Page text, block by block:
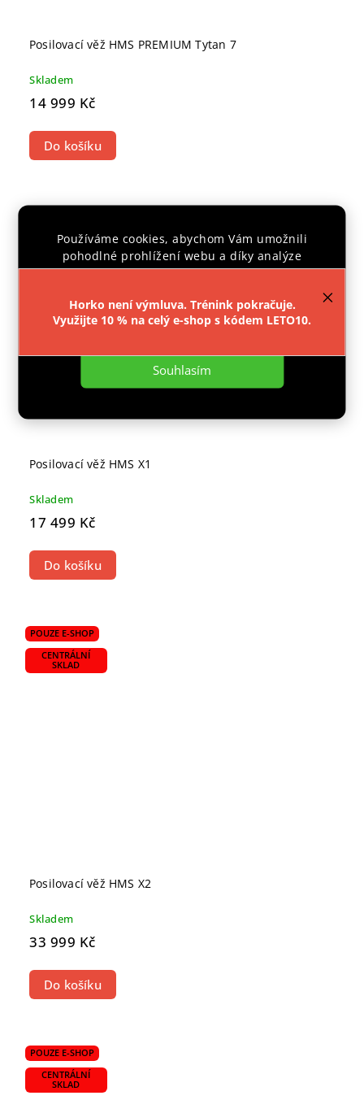
Používáme cookies, abychom Vám umožnili
pohodlné prohlížení webu a díky analýze
provozu webu neustále zlepšovali jeho funkce,
Nastavení
Souhlasím
Horko není výmluva. Trénink pokračuje.
Využijte 10 % na celý e-shop s kódem LETO10.
Posilovací věž HMS PREMIUM Tytan 7
Skladem
14 999 Kč
Do košíku
CENTRÁLNÍ
SKLAD
Posilovací věž HMS X1
Skladem
17 499 Kč
Do košíku
POUZE E-SHOP
CENTRÁLNÍ
SKLAD
Posilovací věž HMS X2
Skladem
33 999 Kč
Do košíku
POUZE E-SHOP
CENTRÁLNÍ
SKLAD